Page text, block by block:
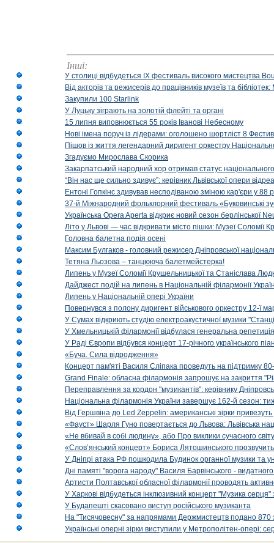
Інші:
У столиці відбудеться IX фестиваль високого мистецтва
Від акторів та режисерів до працівників музеїв та
Закупили 100 Starlink
У Луцьку зіграють на золотій флейті та органі
15 липня виповнюється 55 років Іванові Небесному
Нові імена поруч із лідерами: оголошено шортліст 8
Пішов із життя легендарний диригент оркестру
Згадуємо Мирослава Скорика
Закарпатський народний хор отримав статус національного
“Він нас ще сильно здивує”: керівник Львівської опери
Ентоні Гопкінс здивував несподіваною зміною кар'єри у 88
37-й Міжнародний фольклорний фестиваль «Буковинські
Українська Opera Aperta відкриє новий сезон берлінської
Літо у Львові — час відкривати місто пішки: Музеї Соломії
Головна балетна подія осені
Максим Булгаков - головний режисер Дніпровської
Тетяна Льозова – танцююча балетмейстерка!
Липень у Музеї Соломії Крушельницької та Станіслава
Дайджест подій на липень в Національній філармонії
Липень у Національній опері України
Повернувся з полону диригент військового оркестру 12-ї
У Сумах відкриють студію електроакустичної музики
У Хмельницькій філармонії відбулася генеральна
У Раді Європи відбувся концерт 17-річного українського
«Буча. Сила відродження»
Концерт пам'яті Василя Сліпака проведуть на підтримку
Grand Finale: обласна філармонія запрошує на закриття
Переправлення за кордон "музикантів": керівнику
Національна філармонія України завершує 162-й сезон:
Від Гершвіна до Led Zeppelin: американські зірки
«Фауст» Шарля Гуно повертається до Львова: Львівська
«Не вбивай в собі людину», або Про виклики сучасного світу
«Слов’янський концерт» Бориса Лятошинського
У Дніпрі атака РФ пошкодила Будинок органної музики та
Дні памяті "ворога народу" Василя Барвінського -
Артисти Полтавської обласної філармонії проводять
У Харкові відбудеться інклюзивний концерт "Музика
У Будапешті скасовано виступ російського музиканта
На "Тисячовесну" за напрямами Держмистецтв подано 870
Українські оперні зірки виступили у Метрополітен-опері: